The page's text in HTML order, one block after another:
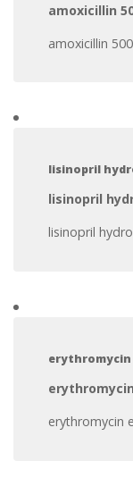
amoxicillin
amoxicillin
lisinopril
lisinopril
lisinopril
erythromycin